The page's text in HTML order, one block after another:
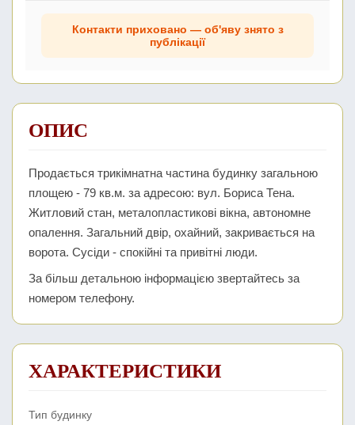
Контакти приховано — об'яву знято з
публікації
ОПИС
Продається трикімнатна частина будинку загальною
площею - 79 кв.м. за адресою: вул. Бориса Тена.
Житловий стан, металопластикові вікна, автономне
опалення. Загальний двір, охайний, закривається на
ворота. Сусіди - спокійні та привітні люди.
За більш детальною інформацією звертайтесь за
номером телефону.
ХАРАКТЕРИСТИКИ
Тип будинку